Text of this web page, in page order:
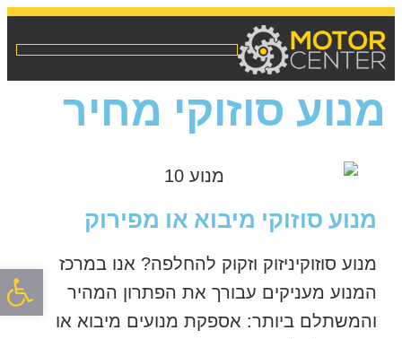
פתח
מנוע סוזוקי מחיר
מנוע סוזוקי מיבוא או מפירוק
מנוע סוזוקיניזוק וזקוק להחלפה? אנו במרכז
המנוע מעניקים עבורך את הפתרון המהיר
והמשתלם ביותר: אספקת מנועים מיבוא או